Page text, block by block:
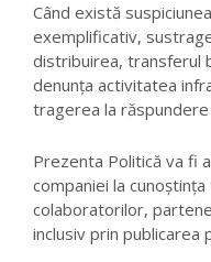
Când există
exemplificativ,
distribuirea, transferul
denunța activitatea
tragerea la
Prezenta Politică va fi
companiei la
colaboratorilor,
inclusiv prin publicarea